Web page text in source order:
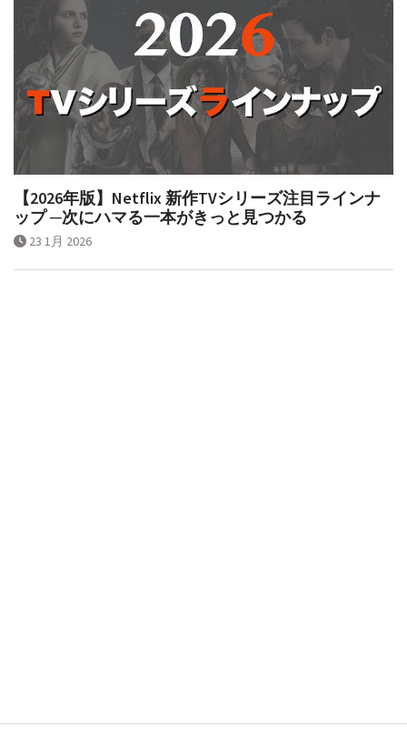
【2026年版】Netflix 新作TVシリーズ注目ラインナ
ップ ─次にハマる一本がきっと見つかる
23 1月 2026